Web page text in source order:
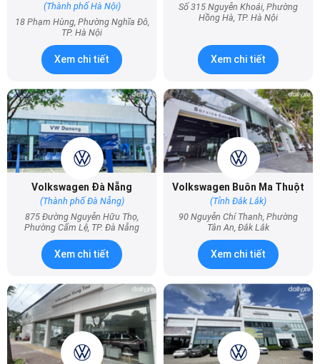
(Thành phố Hà Nội)
18 Phạm Hùng, Phường Nghĩa Đô,
TP. Hà Nội
Xem chi tiết
Số 315 Nguyễn Khoái, Phường
Hồng Hà, TP. Hà Nội
Xem chi tiết
Volkswagen Đà Nẵng
(Thành phố Đà Nẵng)
875 Đường Nguyễn Hữu Thọ,
Phường Cẩm Lệ, TP. Đà Nẵng
Xem chi tiết
Volkswagen Buôn Ma Thuột
(Tỉnh Đắk Lắk)
90 Nguyễn Chí Thanh, Phường
Tân An, Đắk Lắk
Xem chi tiết